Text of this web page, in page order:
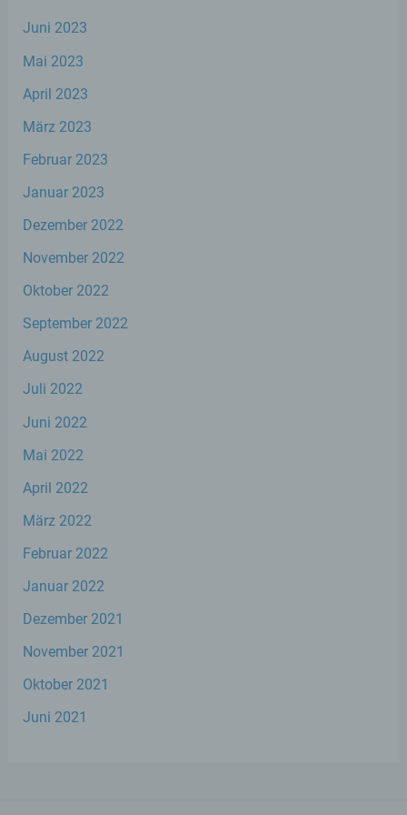
Juni 2023
Mai 2023
April 2023
März 2023
Februar 2023
Januar 2023
Dezember 2022
November 2022
Oktober 2022
September 2022
August 2022
Juli 2022
Juni 2022
Mai 2022
April 2022
März 2022
Februar 2022
Januar 2022
Dezember 2021
November 2021
Oktober 2021
Juni 2021
personenbezogene Daten von dem für die
c) Verarbeitung
Verarbeitung ist jeder mit oder ohne Hilfe
Vorgang oder jede solche Vorgangsreihe im
Daten wie das Erheben, das Erfassen, die
Organisation, das Ordnen, die Speicherung,
die Anpassung oder Veränderung, das
Auslesen, das Abfragen, die Verwendung,
die Offenlegung durch Übermittlung,
Verbreitung oder eine andere Form der
Verknüpfung, die Einschränkung, das
d) Einschränkung der Verarbeitung
Markierung gespeicherter
ihre künftige Verarbeitung einzuschränken.
e) Profiling
Verarbeitung personenbezogener Daten,
personenbezogenen Daten verwendet